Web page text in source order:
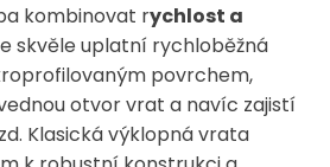
kombinovat rychlost a
skvěle uplatní rychloběžná
povrchem,
otvor vrat a navíc zajistí
Klasická výklopná vrata